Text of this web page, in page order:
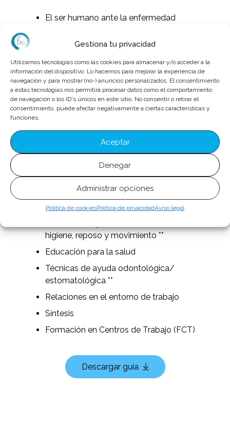
Gestiona tu privacidad
Utilizamos tecnologías como las cookies para almacenar y/o acceder a la
información del dispositivo. Lo hacemos para mejorar la experiencia de
navegación y para mostrar (no-) anuncios personalizados. El consentimiento
a estas tecnologías nos permitirá procesar datos como el comportamiento
de navegación o los ID's únicos en este sitio. No consentir o retirar el
consentimiento, puede afectar negativamente a ciertas características y
funciones.
Aceptar
Denegar
Administrar opciones
Política de cookiesPolítica de privacidadAviso legal
El ser humano ante la enfermedad
Cuidados básicos de enfermería
aplicados a las necesidades del ser
humano (Bloque A) **
Apoyo psicológico al paciente
Cuidados básicos de enfermería
humano (Bloque B) **
Formación y orientación laboral
Operaciones administrativas y
documentación sanitaria
Higiene del medio hospitalario y limpieza
de material
higiene, reposo y movimiento **
Educación para la salud
Técnicas de ayuda odontológica/
estomatológica **
Relaciones en el entorno de trabajo
Síntesis
Formación en Centros de Trabajo (FCT)
Descargar guía